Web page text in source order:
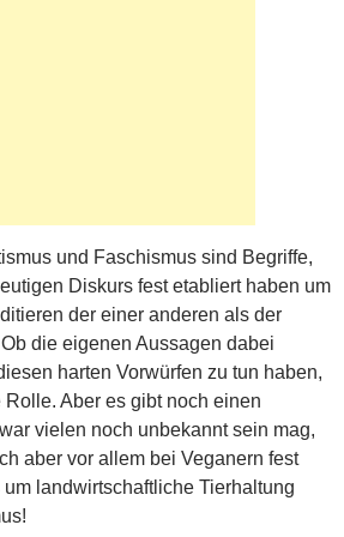
und Faschismus sind Begriffe,
Diskurs fest etabliert haben um
der einer anderen als der
die eigenen Aussagen dabei
harten Vorwürfen zu tun haben,
Aber es gibt noch einen
vielen noch unbekannt sein mag,
aber vor allem bei Veganern fest
landwirtschaftliche Tierhaltung